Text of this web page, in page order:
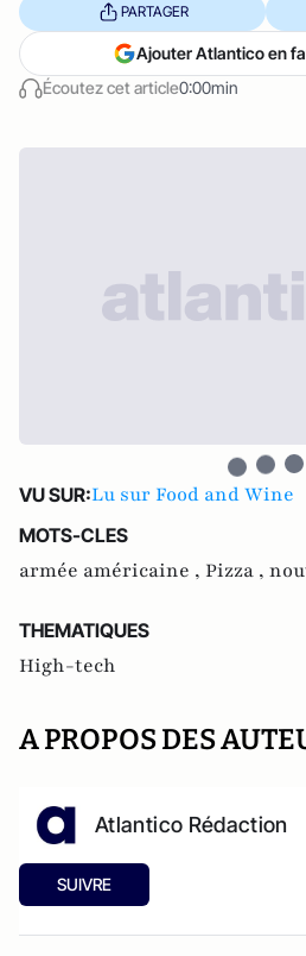
Écoutez cet article0:00min
PARTAGER
Ajouter Atlantico en
VU SUR:Lu sur Food and Wine
MOTS-CLES
armée américaine , Pizza ,
THEMATIQUES
High-tech
A PROPOS DES
Atlantico Rédaction
SUIVRE